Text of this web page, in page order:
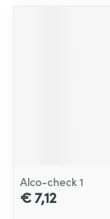
Alco-check 1
€ 7,12